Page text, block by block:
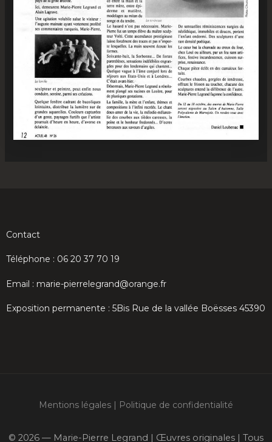
Contact
Téléphone : 06 20 37 70 19
Email : marie-pierrelegrand@orange.fr
Exposition permanente : 5Bis Rue de la vallée Boësses 45390
Mentions légales | Politique de confidentialité
© 2026 — Marie-Pierre Legrand | Œuvres originales | Tous